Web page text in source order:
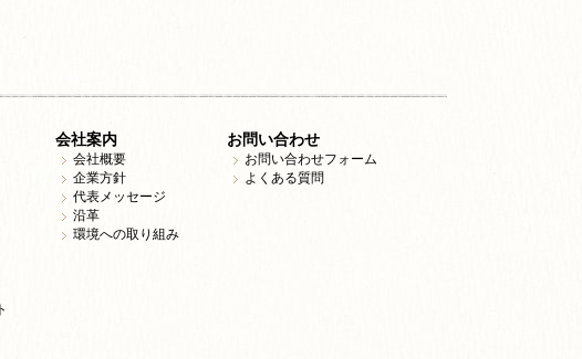
会社案内
会社概要
企業方針
代表メッセージ
沿革
環境への取り組み
お問い合わせ
お問い合わせフォーム
よくある質問